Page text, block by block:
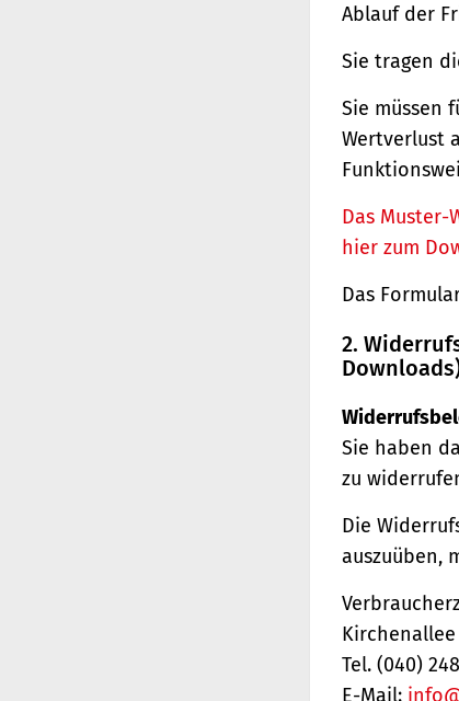
Ablauf der
Sie tragen
Sie müssen
Wertverlust
Das
hier zum
Das
2.
Sie haben
zu
Die
auszuüben,
Kirchenallee
Tel. (040)
E-Mail: